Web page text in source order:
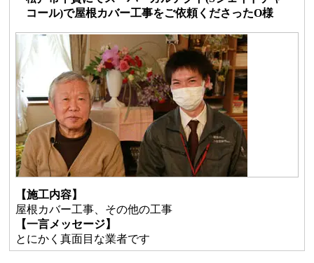
コール)で屋根カバー工事をご依頼くださったO様
【施工内容】
屋根カバー工事、その他の工事
【一言メッセージ】
とにかく真面目な業者です